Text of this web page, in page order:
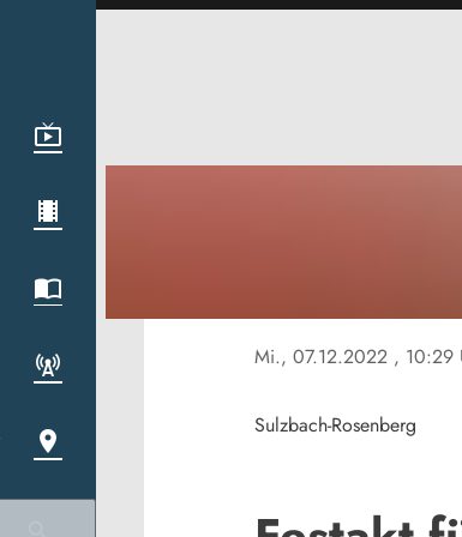
Mi., 07.12.2022 , 10:29
Sulzbach-Rosenberg